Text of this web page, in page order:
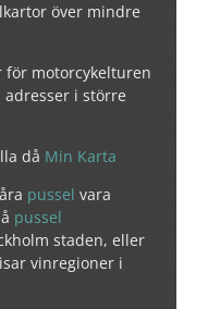
över mindre
för motorcykelturen
i större
då Min Karta
pussel vara
pussel
staden, eller
vinregioner i